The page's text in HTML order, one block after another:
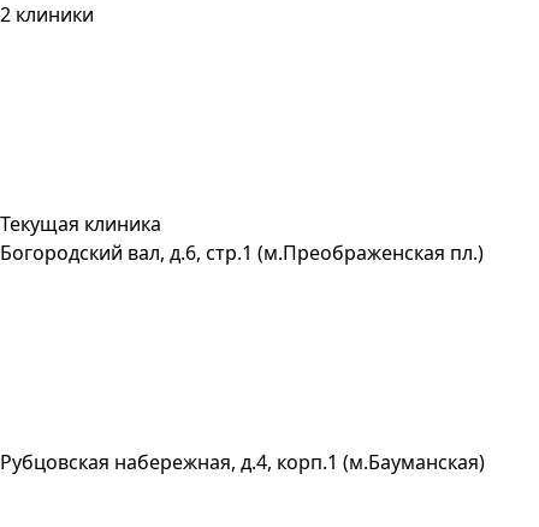
2 клиники
Текущая клиника
Богородский вал, д.6, стр.1 (м.Преображенская пл.)
Рубцовская набережная, д.4, корп.1 (м.Бауманская)